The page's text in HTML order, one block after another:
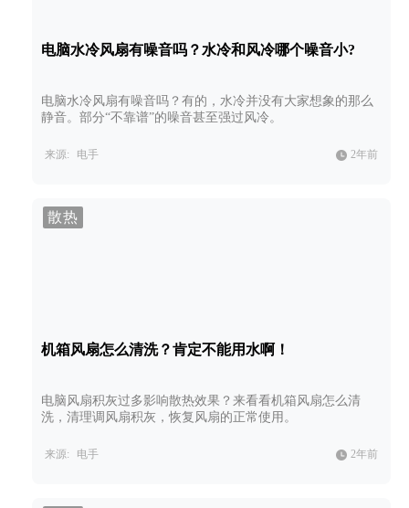
电脑水冷风扇有噪音吗？水冷和风冷哪个噪音小?
电脑水冷风扇有噪音吗？有的，水冷并没有大家想象的那么
静音。部分“不靠谱”的噪音甚至强过风冷。
来源: 电手 2年前
散热
机箱风扇怎么清洗？肯定不能用水啊！
电脑风扇积灰过多影响散热效果？来看看机箱风扇怎么清
洗，清理调风扇积灰，恢复风扇的正常使用。
来源: 电手 2年前